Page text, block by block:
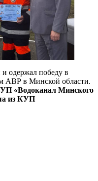
одержал победу в
АВР в Минской области.
«Водоканал Минского
из КУП